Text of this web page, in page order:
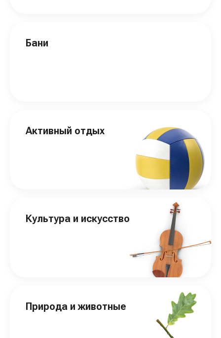
Бани
Активный отдых
Культура и искусство
Природа и животные